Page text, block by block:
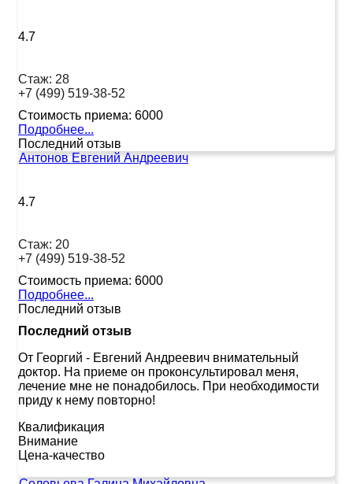
4.7
Стаж: 28
+7 (499) 519-38-52
Стоимость приема: 6000
Подробнее...
Последний отзыв
Антонов Евгений Андреевич
4.7
Стаж: 20
+7 (499) 519-38-52
Стоимость приема: 6000
Подробнее...
Последний отзыв
Последний отзыв
От Георгий - Евгений Андреевич внимательный
доктор. На приеме он проконсультировал меня,
лечение мне не понадобилось. При необходимости
приду к нему повторно!
Квалификация
Внимание
Цена-качество